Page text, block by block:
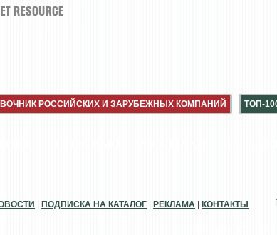
РОССИЙСКИХ И ЗАРУБЕЖНЫХ КОМПАНИЙ ТОП-
ПОДПИСКА НА КАТАЛОГ РЕКЛАМА КОНТАКТЫ